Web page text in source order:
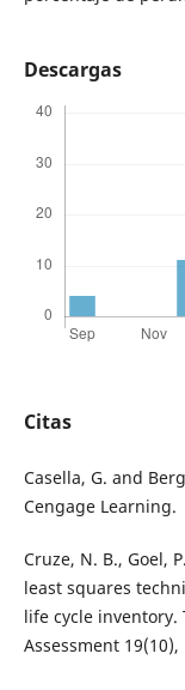
Descargas
Citas
Casella, G. and
Cengage Learning.
Cruze, N. B., Goel,
least squares
life cycle inventory.
Assessment 19(10),